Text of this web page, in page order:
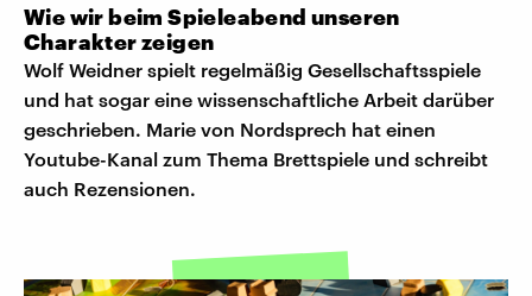
Wie wir beim Spieleabend unseren
Charakter zeigen
Wolf Weidner spielt regelmäßig Gesellschaftsspiele
und hat sogar eine wissenschaftliche Arbeit darüber
geschrieben. Marie von Nordsprech hat einen
Youtube-Kanal zum Thema Brettspiele und schreibt
auch Rezensionen.